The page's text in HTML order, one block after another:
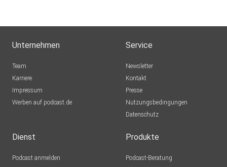
Unternehmen
Team
Karriere
Impressum
Werben auf podcast.de
Service
Newsletter
Kontakt
Presse
Nutzungsbedingungen
Datenschutz
Dienst
Podcast anmelden
Produkte
Podcast-Beratung